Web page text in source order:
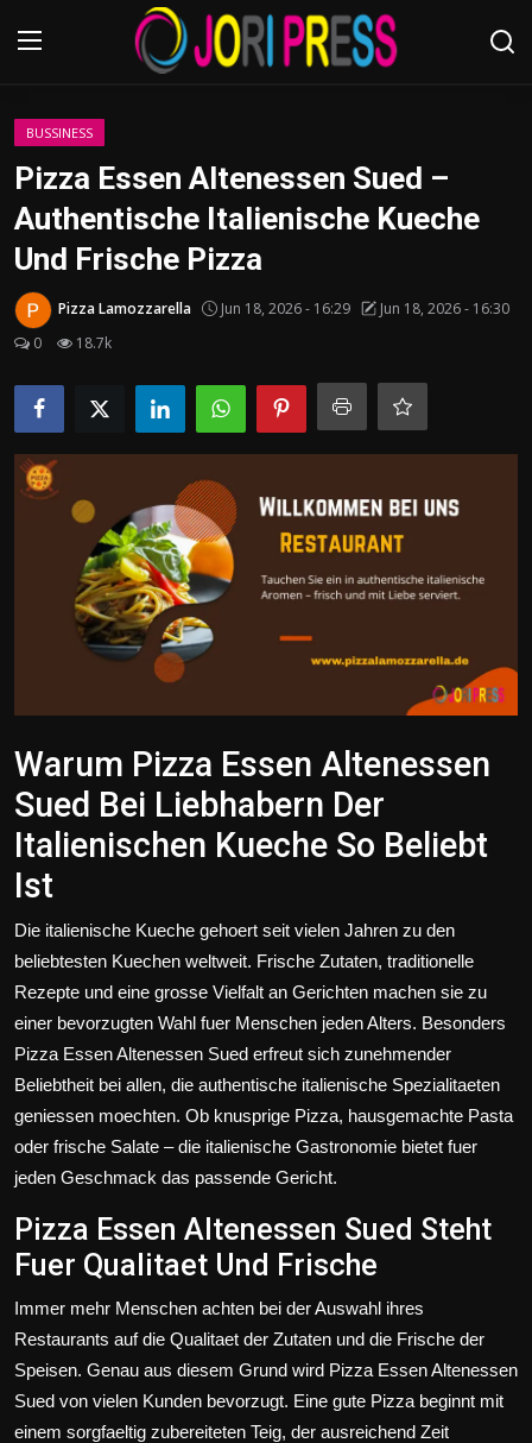
Login
Advertisement
Trending News
Contact us
Bussiness
BUSSINESS
Pizza Essen Altenessen Sued –
Authentische Italienische Kueche
Und Frische Pizza
Pizza Lamozzarella Jun 18, 2026 - 16:29
Jun 18, 2026 - 16:30
0
18.7k
Warum Pizza Essen Altenessen
Sued Bei Liebhabern Der
Italienischen Kueche So Beliebt
Ist
Die italienische Kueche gehoert seit vielen Jahren zu den
beliebtesten Kuechen weltweit. Frische Zutaten, traditionelle
Rezepte und eine grosse Vielfalt an Gerichten machen sie zu
einer bevorzugten Wahl fuer Menschen jeden Alters. Besonders
Pizza Essen Altenessen Sued erfreut sich zunehmender
Beliebtheit bei allen, die authentische italienische Spezialitaeten
geniessen moechten. Ob knusprige Pizza, hausgemachte Pasta
oder frische Salate – die italienische Gastronomie bietet fuer
jeden Geschmack das passende Gericht.
Pizza Essen Altenessen Sued Steht
Fuer Qualitaet Und Frische
Immer mehr Menschen achten bei der Auswahl ihres
Restaurants auf die Qualitaet der Zutaten und die Frische der
Speisen. Genau aus diesem Grund wird Pizza Essen Altenessen
Sued von vielen Kunden bevorzugt. Eine gute Pizza beginnt mit
einem sorgfaeltig zubereiteten Teig, der ausreichend Zeit